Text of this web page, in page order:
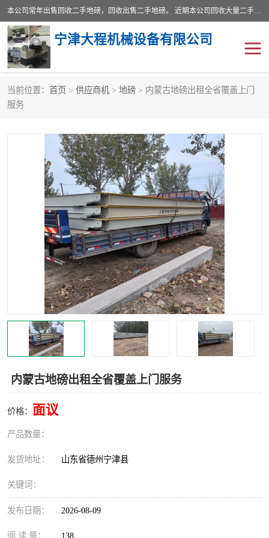
本公司常年出售回收二手地磅，回收出售二手地磅。 近期本公司回收大量二手地磅，型号齐全，宽度从2米到3.5米，长度5米到25米，承重吨位从10到200吨，成色7—9成新。 ? 使用年限6个月至2年，产品来源于个人闲置品，工矿企业停用品，因小换大而来。 精准度和新的一样， 二手地磅是内行人的选择，打个电话就省钱朋友您好等什么
宁津大程机械设备有限公司
当前位置： 首页 > 供应商机 > 地磅 > 内蒙古地磅出租全省覆盖上门
服务
内蒙古地磅出租全省覆盖上门服务
价格： 面议
产品数量：
发货地址： 山东省德州宁津县
关键词：
发布日期： 2026-08-09
阅 读 量： 138
地磅
地磅传感器 废纸打包机
烘干机 食品烘干机
装载机电子秤 输送机
半自动输送机 全自动输送机
冷却塔 食品螺旋塔
撕碎机 木材撕碎机
塑料撕碎机 金属撕碎机